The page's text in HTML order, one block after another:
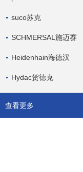
suco苏克
SCHMERSAL施迈赛
Heidenhain海德汉
Hydac贺德克
查看更多